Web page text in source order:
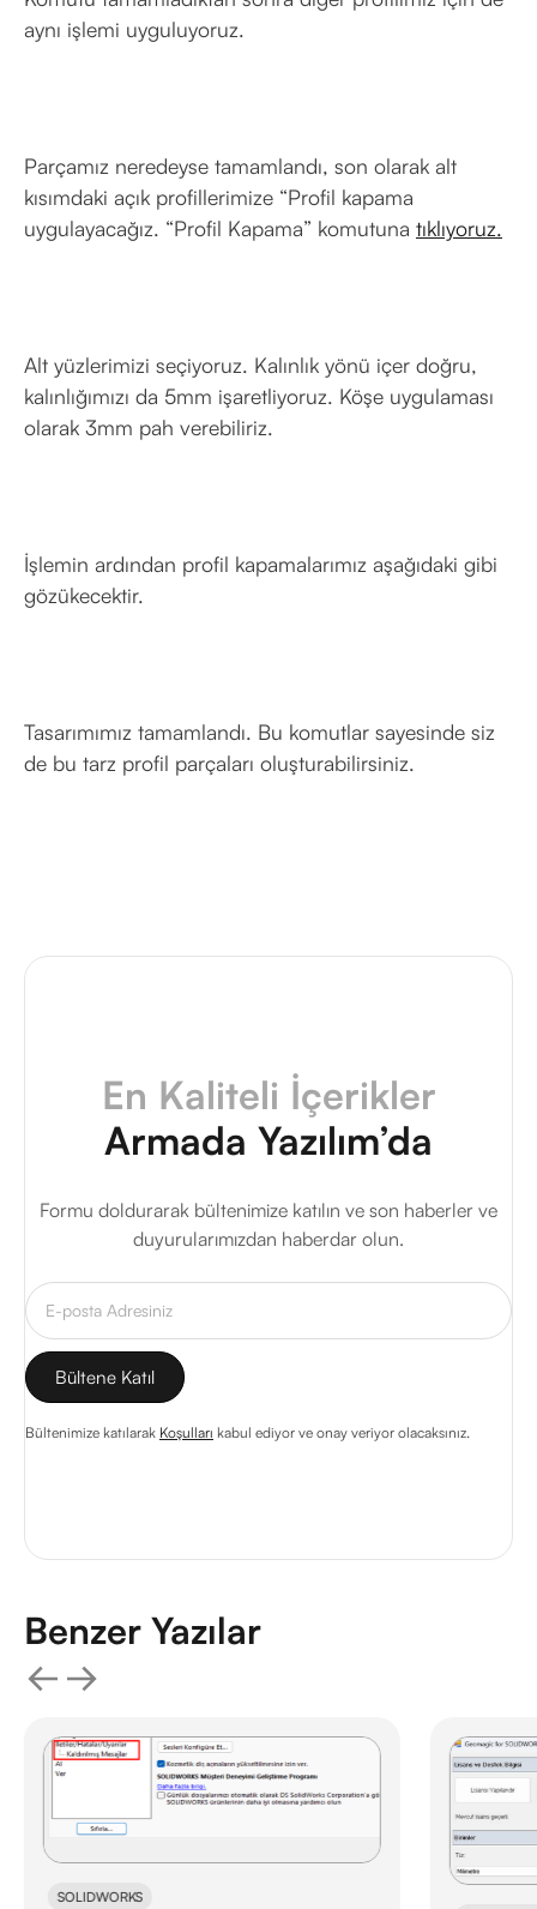
aynı işlemi uyguluyoruz.
Parçamız neredeyse tamamlandı, son olarak alt
kısımdaki açık profillerimize “Profil kapama
uygulayacağız. “Profil Kapama” komutuna tıklıyoruz.
Alt yüzlerimizi seçiyoruz. Kalınlık yönü içer doğru,
kalınlığımızı da 5mm işaretliyoruz. Köşe uygulaması
olarak 3mm pah verebiliriz.
İşlemin ardından profil kapamalarımız aşağıdaki gibi
gözükecektir.
Tasarımımız tamamlandı. Bu komutlar sayesinde siz
de bu tarz profil parçaları oluşturabilirsiniz.
En Kaliteli İçerikler
Armada Yazılım’da
Formu doldurarak bültenimize katılın ve son haberler ve
duyurularımızdan haberdar olun.
Bültenimize katılarak Koşulları kabul ediyor ve onay veriyor olacaksınız.
Benzer Yazılar
SOLIDWORKS